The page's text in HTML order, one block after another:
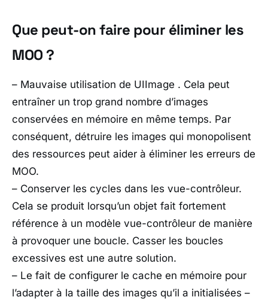
Que peut-on faire pour éliminer les
MOO ?
– Mauvaise utilisation de UIImage . Cela peut
entraîner un trop grand nombre d’images
conservées en mémoire en même temps. Par
conséquent, détruire les images qui monopolisent
des ressources peut aider à éliminer les erreurs de
MOO.
– Conserver les cycles dans les vue-contrôleur.
Cela se produit lorsqu’un objet fait fortement
référence à un modèle vue-contrôleur de manière
à provoquer une boucle. Casser les boucles
excessives est une autre solution.
– Le fait de configurer le cache en mémoire pour
l’adapter à la taille des images qu’il a initialisées –